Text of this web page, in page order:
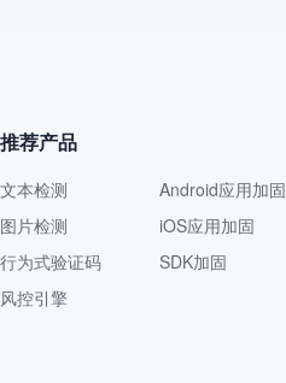
推荐产品
文本检测
图片检测
行为式验证码
风控引擎
Android应用加固
iOS应用加固
SDK加固